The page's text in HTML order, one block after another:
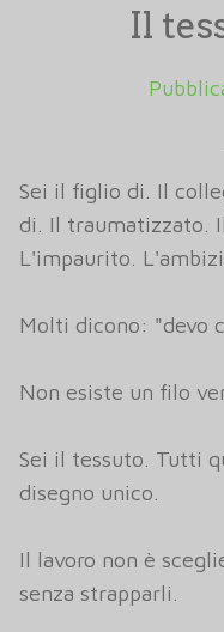
Il
Sei il figlio di. Il
di. Il traumatizzato.
L'impaurito.
Molti dicono: "devo
Non esiste un filo
Sei il tessuto. Tutti
disegno unico.
Il lavoro non è
senza strapparli.